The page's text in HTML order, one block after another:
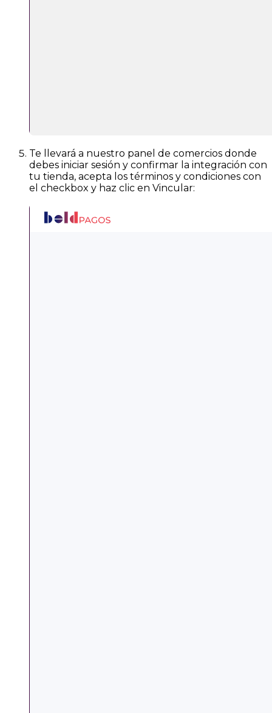
Te llevará a nuestro panel de comercios donde
debes iniciar sesión y confirmar la integración con
tu tienda, acepta los términos y condiciones con
el checkbox y haz clic en Vincular: